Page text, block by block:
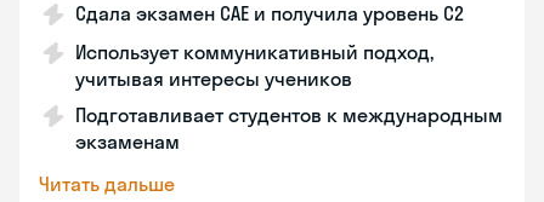
Сдала экзамен CAE и получила уровень С2
Использует коммуникативный подход,
учитывая интересы учеников
Подготавливает студентов к международным
экзаменам
Читать дальше